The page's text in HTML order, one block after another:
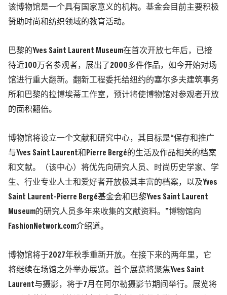
该博物馆是一个具有国家意义的机构。基金会目前主要积极
赞助时尚和纺织领域的教育活动。
巴黎的Yves Saint Laurent Museum在首次开放七年后，已接
待近100万名参观者，展出了2000多件作品，如今开始对场
馆进行重大翻新。翻新工程委托给纽约的塞尔多夫建筑事务
所和巴黎的拉博埃蒂工作室，预计将使博物馆对参观者开放
的面积翻倍。
博物馆将设立一个文献和研究中心，其目标是“保存和推广
与Yves Saint Laurent和Pierre Bergé的生活及作品相关的档案
和文献。（该中心）将优先向研究人员、时尚历史学家、学
生、行业专业人士和爱好者开放极其丰富的档案，以及Yves
Saint Laurent-Pierre Bergé基金会和巴黎Yves Saint Laurent
Museum的研究人员多年来收集的文献资料。”博物馆向
FashionNetwork.com介绍道。
博物馆将于2027年秋季重新开放。在接下来的两年里，它
将继续在场馆之外举办展览。首个展览将聚焦Yves Saint
Laurent与摄影，将于7月在阿尔勒摄影节期间举行。展览将